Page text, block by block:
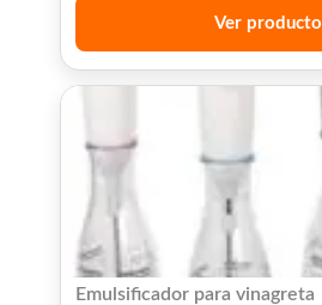
Ver producto
Emulsificador para vinagreta